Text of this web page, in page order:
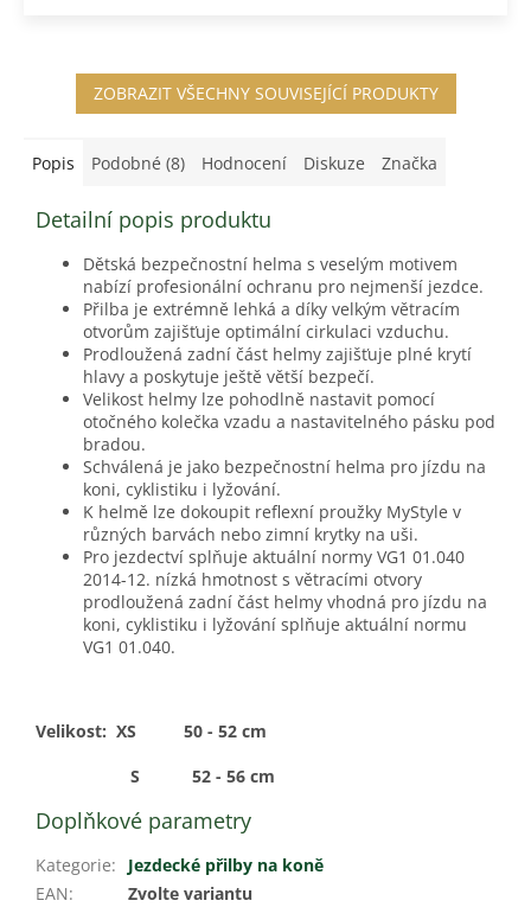
A
ZOBRAZIT VŠECHNY SOUVISEJÍCÍ PRODUKTY
Popis Podobné (8) Hodnocení Diskuze Značka
Detailní popis produktu
Dětská bezpečnostní helma s veselým motivem
nabízí profesionální ochranu pro nejmenší jezdce.
Přilba je extrémně lehká a díky velkým větracím
otvorům zajišťuje optimální cirkulaci vzduchu.
Prodloužená zadní část helmy zajišťuje plné krytí
hlavy a poskytuje ještě větší bezpečí.
Velikost helmy lze pohodlně nastavit pomocí
otočného kolečka vzadu a nastavitelného pásku pod
bradou.
Schválená je jako bezpečnostní helma pro jízdu na
koni, cyklistiku i lyžování.
K helmě lze dokoupit reflexní proužky MyStyle v
různých barvách nebo zimní krytky na uši.
Pro jezdectví splňuje aktuální normy VG1 01.040
2014-12. nízká hmotnost s větracími otvory
prodloužená zadní část helmy vhodná pro jízdu na
koni, cyklistiku i lyžování splňuje aktuální normu
VG1 01.040.
Velikost: XS 50 - 52 cm
S 52 - 56 cm
Doplňkové parametry
Kategorie:
Jezdecké přilby na koně
EAN: Zvolte variantu